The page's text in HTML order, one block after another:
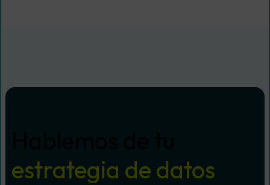
estrategia de datos